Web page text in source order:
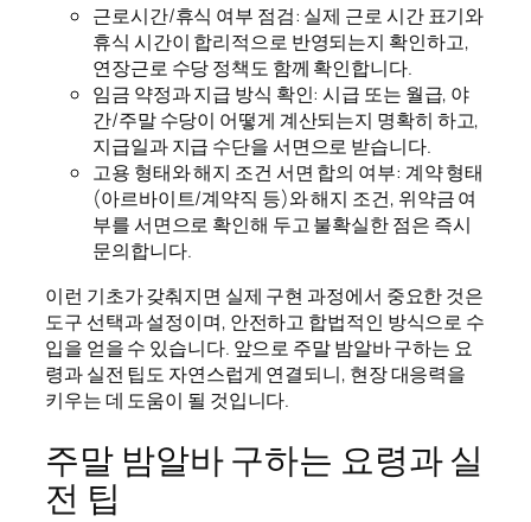
근로시간/휴식 여부 점검: 실제 근로 시간 표기와
휴식 시간이 합리적으로 반영되는지 확인하고,
연장근로 수당 정책도 함께 확인합니다.
임금 약정과 지급 방식 확인: 시급 또는 월급, 야
간/주말 수당이 어떻게 계산되는지 명확히 하고,
지급일과 지급 수단을 서면으로 받습니다.
고용 형태와 해지 조건 서면 합의 여부: 계약 형태
(아르바이트/계약직 등)와 해지 조건, 위약금 여
부를 서면으로 확인해 두고 불확실한 점은 즉시
문의합니다.
이런 기초가 갖춰지면 실제 구현 과정에서 중요한 것은
도구 선택과 설정이며, 안전하고 합법적인 방식으로 수
입을 얻을 수 있습니다. 앞으로 주말 밤알바 구하는 요
령과 실전 팁도 자연스럽게 연결되니, 현장 대응력을
키우는 데 도움이 될 것입니다.
주말 밤알바 구하는 요령과 실
전 팁